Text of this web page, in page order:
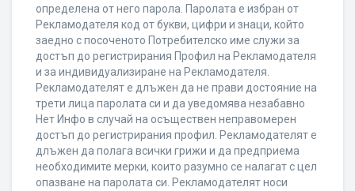
определена от него парола. Паролата е избран от
Рекламодателя код от букви, цифри и знаци, който
заедно с посоченото Потребителско име служи за
достъп до регистрирания Профил на Рекламодателя
и за индивидуализиране на Рекламодателя.
Рекламодателят е длъжен да не прави достояние на
трети лица паролата си и да уведомява незабавно
Нет Инфо в случай на осъществен неправомерен
достъп до регистрирания профил. Рекламодателят е
длъжен да полага всички грижи и да предприема
необходимите мерки, които разумно се налагат с цел
опазване на паролата си. Рекламодателят носи